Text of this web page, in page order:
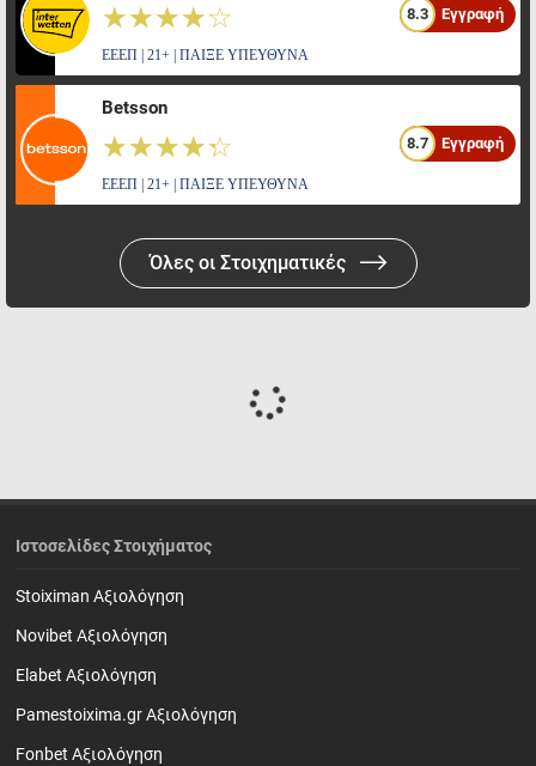
☆☆☆☆☆
★★★★★ 8.3 Εγγραφή
ΕΕΕΠ | 21+ | ΠΑΙΞΕ ΥΠΕΥΘΥΝΑ
Betsson
☆☆☆☆☆
★★★★★ 8.7 Εγγραφή
ΕΕΕΠ | 21+ | ΠΑΙΞΕ ΥΠΕΥΘΥΝΑ
Όλες οι Στοιχηματικές
Ιστοσελίδες Στοιχήματος
Stoiximan Αξιολόγηση
Novibet Αξιολόγηση
Elabet Αξιολόγηση
Pamestoixima.gr Αξιολόγηση
Fonbet Αξιολόγηση